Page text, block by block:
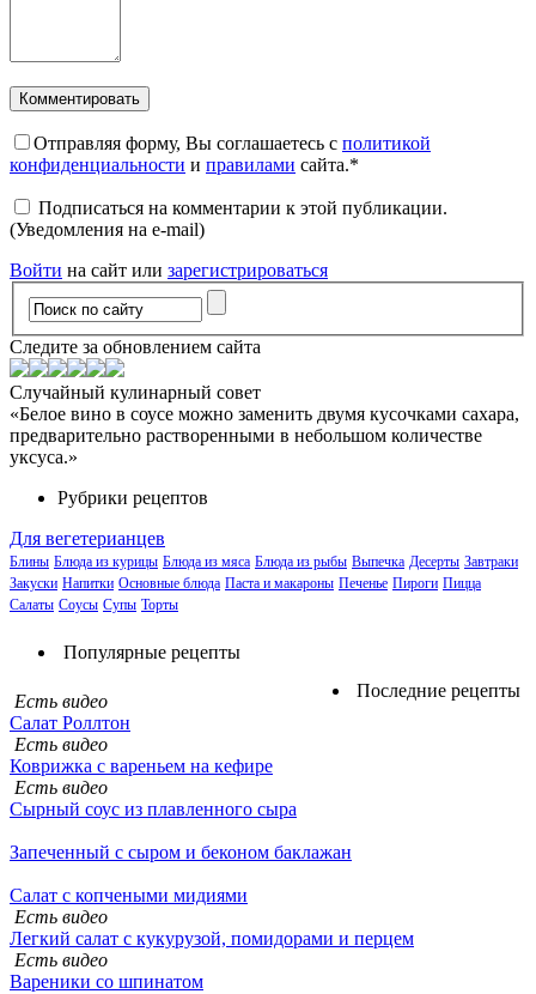
Отправляя форму, Вы соглашаетесь с политикой
конфиденциальности и правилами сайта.*
Подписаться на комментарии к этой публикации.
(Уведомления на e-mail)
Войти на сайт или зарегистрироваться
Следите за обновлением сайта
Случайный кулинарный совет
«Белое вино в соусе можно заменить двумя кусочками сахара,
предварительно растворенными в небольшом количестве
уксуса.»
Рубрики рецептов
Для вегетерианцев
Блины Блюда из курицы Блюда из мяса Блюда из рыбы Выпечка Десерты Завтраки
Закуски Напитки Основные блюда Паста и макароны Печенье Пироги Пицца
Салаты Соусы Супы Торты
Популярные рецепты
Последние рецепты
Есть видео
Салат Роллтон
Есть видео
Коврижка с вареньем на кефире
Есть видео
Сырный соус из плавленного сыра
Запеченный с сыром и беконом баклажан
Салат с копчеными мидиями
Есть видео
Легкий салат с кукурузой, помидорами и перцем
Есть видео
Вареники со шпинатом